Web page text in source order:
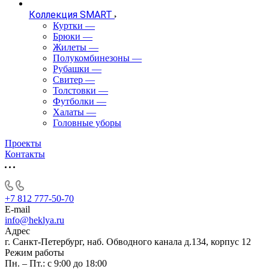
Коллекция SMART
Куртки —
Брюки —
Жилеты —
Полукомбинезоны —
Рубашки —
Свитер —
Толстовки —
Футболки —
Халаты —
Головные уборы
Проекты
Контакты
+7 812 777-50-70
E-mail
info@heklya.ru
Адрес
г. Санкт-Петербург, наб. Обводного канала д.134, корпус 12
Режим работы
Пн. – Пт.: с 9:00 до 18:00